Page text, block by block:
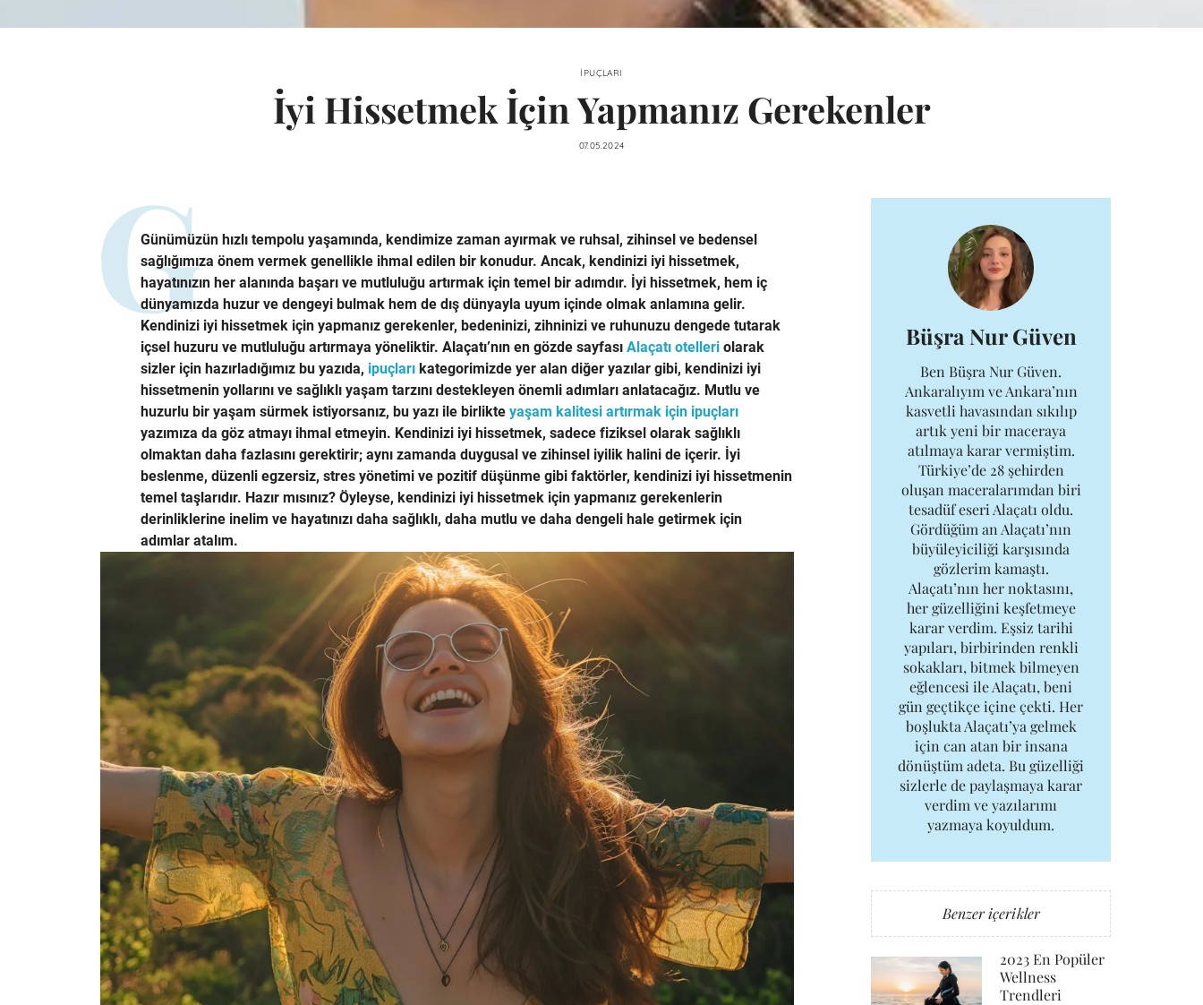
İPUÇLARI
İyi Hissetmek İçin Yapmanız Gerekenler
07.05.2024
Günümüzün hızlı tempolu yaşamında, kendimize zaman ayırmak ve ruhsal, zihinsel ve bedensel
sağlığımıza önem vermek genellikle ihmal edilen bir konudur. Ancak, kendinizi iyi hissetmek,
hayatınızın her alanında başarı ve mutluluğu artırmak için temel bir adımdır. İyi hissetmek, hem iç
dünyamızda huzur ve dengeyi bulmak hem de dış dünyayla uyum içinde olmak anlamına gelir.
Kendinizi iyi hissetmek için yapmanız gerekenler, bedeninizi, zihninizi ve ruhunuzu dengede tutarak
içsel huzuru ve mutluluğu artırmaya yöneliktir. Alaçatı’nın en gözde sayfası Alaçatı otelleri olarak
sizler için hazırladığımız bu yazıda, ipuçları kategorimizde yer alan diğer yazılar gibi, kendinizi iyi
hissetmenin yollarını ve sağlıklı yaşam tarzını destekleyen önemli adımları anlatacağız. Mutlu ve
huzurlu bir yaşam sürmek istiyorsanız, bu yazı ile birlikte yaşam kalitesi artırmak için ipuçları
yazımıza da göz atmayı ihmal etmeyin. Kendinizi iyi hissetmek, sadece fiziksel olarak sağlıklı
olmaktan daha fazlasını gerektirir; aynı zamanda duygusal ve zihinsel iyilik halini de içerir. İyi
beslenme, düzenli egzersiz, stres yönetimi ve pozitif düşünme gibi faktörler, kendinizi iyi hissetmenin
temel taşlarıdır. Hazır mısınız? Öyleyse, kendinizi iyi hissetmek için yapmanız gerekenlerin
derinliklerine inelim ve hayatınızı daha sağlıklı, daha mutlu ve daha dengeli hale getirmek için
adımlar atalım.
Büşra Nur Güven
Ben Büşra Nur Güven.
Ankaralıyım ve Ankara’nın
kasvetli havasından sıkılıp
artık yeni bir maceraya
atılmaya karar vermiştim.
Türkiye’de 28 şehirden
oluşan maceralarımdan biri
tesadüf eseri Alaçatı oldu.
Gördüğüm an Alaçatı’nın
büyüleyiciliği karşısında
gözlerim kamaştı.
Alaçatı’nın her noktasını,
her güzelliğini keşfetmeye
karar verdim. Eşsiz tarihi
yapıları, birbirinden renkli
sokakları, bitmek bilmeyen
eğlencesi ile Alaçatı, beni
gün geçtikçe içine çekti. Her
boşlukta Alaçatı’ya gelmek
için can atan bir insana
dönüştüm adeta. Bu güzelliği
sizlerle de paylaşmaya karar
verdim ve yazılarımı
yazmaya koyuldum.
Benzer içerikler
2023 En Popüler
Wellness
Trendleri